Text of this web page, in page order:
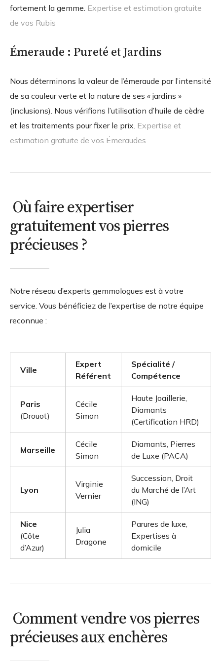
fortement la gemme. Expertise et estimation gratuite
de vos Rubis
Émeraude : Pureté et Jardins
Nous déterminons la valeur de l’émeraude par l’intensité
de sa couleur verte et la nature de ses « jardins »
(inclusions). Nous vérifions l’utilisation d’huile de cèdre
et les traitements pour fixer le prix. Expertise et
estimation gratuite de vos Émeraudes
Où faire expertiser
gratuitement vos pierres
précieuses ?
Notre réseau d’experts gemmologues est à votre
service. Vous bénéficiez de l’expertise de notre équipe
reconnue :
Ville
Expert
Référent
Spécialité /
Compétence
Paris
(Drouot)
Cécile
Simon
Haute Joaillerie,
Diamants
(Certification HRD)
Marseille
Cécile
Simon
Diamants, Pierres
de Luxe (PACA)
Lyon
Virginie
Vernier
Succession, Droit
du Marché de l’Art
(ING)
Nice
(Côte
d’Azur)
Julia
Dragone
Parures de luxe,
Expertises à
domicile
Comment vendre vos pierres
précieuses aux enchères